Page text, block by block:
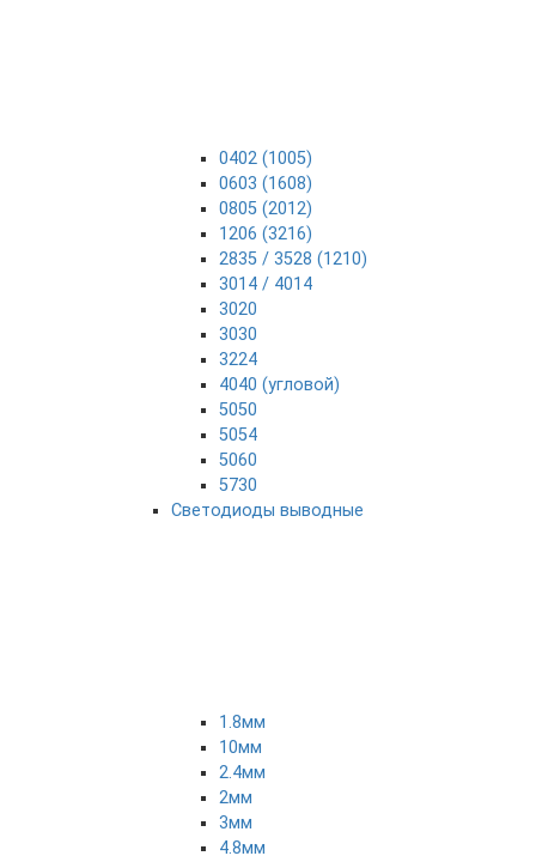
0402 (1005)
0603 (1608)
0805 (2012)
1206 (3216)
2835 / 3528 (1210)
3014 / 4014
3020
3030
3224
4040 (угловой)
5050
5054
5060
5730
Светодиоды выводные
1.8мм
10мм
2.4мм
2мм
3мм
4.8мм